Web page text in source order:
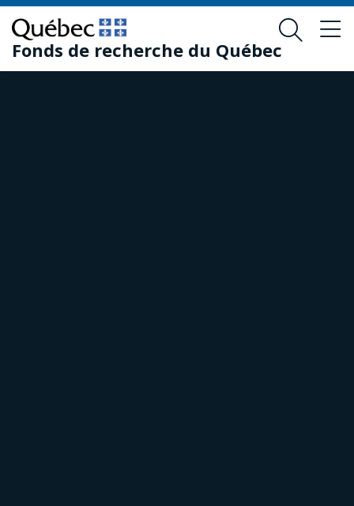
Passer
au
contenu
principal
Passer
au
pied
de
Fonds de recherche du Québec